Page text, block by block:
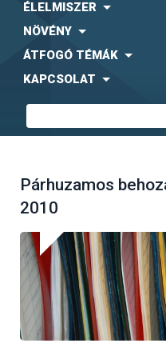
ÉLELMISZER
NÖVÉNY
ÁTFOGÓ TÉMÁK
KAPCSOLAT
Párhuzamos
2010